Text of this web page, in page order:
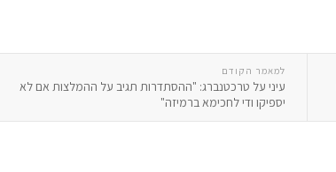
למאמר הקודם
עיני על טרכטנברג: "ההסתדרות תגיב על ההמלצות אם לא
יספיקו ודי לחכימא ברמיזה"